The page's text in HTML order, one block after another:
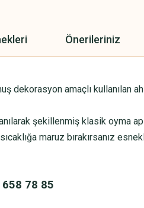
Önerileriniz
amaçlı kullanılan
şekillenmiş klasik oyma
maruz bırakırsanız
78 85